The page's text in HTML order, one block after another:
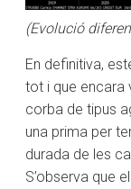
(Evolució
En definitiva,
tot i que encara
corba de tipus
una prima per
durada de les
S’observa que